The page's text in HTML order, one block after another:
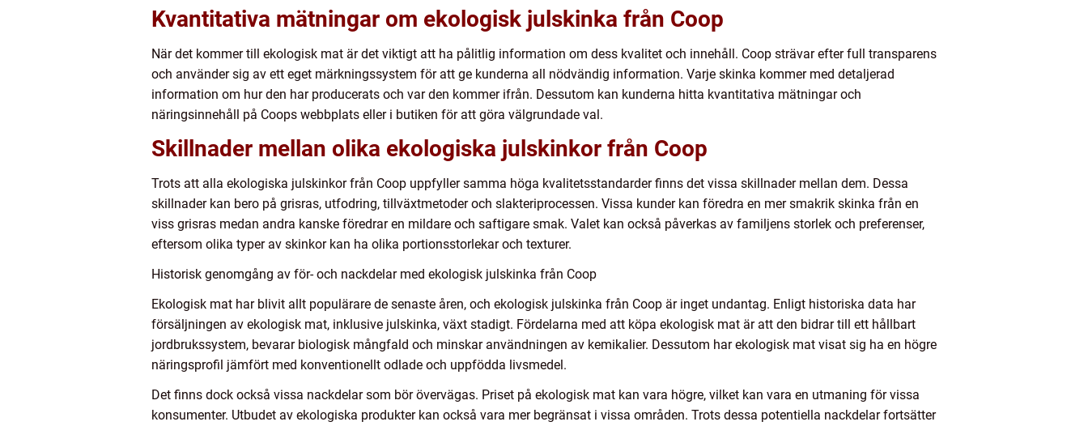
Kvantitativa mätningar om ekologisk julskinka från Coop
När det kommer till ekologisk mat är det viktigt att ha pålitlig information om dess kvalitet och innehåll. Coop strävar efter full transparens
och använder sig av ett eget märkningssystem för att ge kunderna all nödvändig information. Varje skinka kommer med detaljerad
information om hur den har producerats och var den kommer ifrån. Dessutom kan kunderna hitta kvantitativa mätningar och
näringsinnehåll på Coops webbplats eller i butiken för att göra välgrundade val.
Skillnader mellan olika ekologiska julskinkor från Coop
Trots att alla ekologiska julskinkor från Coop uppfyller samma höga kvalitetsstandarder finns det vissa skillnader mellan dem. Dessa
skillnader kan bero på grisras, utfodring, tillväxtmetoder och slakteriprocessen. Vissa kunder kan föredra en mer smakrik skinka från en
viss grisras medan andra kanske föredrar en mildare och saftigare smak. Valet kan också påverkas av familjens storlek och preferenser,
eftersom olika typer av skinkor kan ha olika portionsstorlekar och texturer.
Historisk genomgång av för- och nackdelar med ekologisk julskinka från Coop
Ekologisk mat har blivit allt populärare de senaste åren, och ekologisk julskinka från Coop är inget undantag. Enligt historiska data har
försäljningen av ekologisk mat, inklusive julskinka, växt stadigt. Fördelarna med att köpa ekologisk mat är att den bidrar till ett hållbart
jordbrukssystem, bevarar biologisk mångfald och minskar användningen av kemikalier. Dessutom har ekologisk mat visat sig ha en högre
näringsprofil jämfört med konventionellt odlade och uppfödda livsmedel.
Det finns dock också vissa nackdelar som bör övervägas. Priset på ekologisk mat kan vara högre, vilket kan vara en utmaning för vissa
konsumenter. Utbudet av ekologiska produkter kan också vara mer begränsat i vissa områden. Trots dessa potentiella nackdelar fortsätter